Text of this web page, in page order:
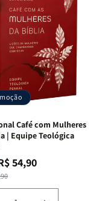
Café com Mulheres
| Equipe Teológica
54,90